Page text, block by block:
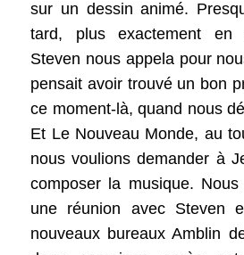
sur un dessin animé.
tard, plus exactement en
Steven nous appela pour
pensait avoir trouvé un bon
ce moment-là, quand nous
Et Le Nouveau Monde, au
nous voulions demander à
composer la musique.
une réunion avec Steven
nouveaux bureaux Amblin